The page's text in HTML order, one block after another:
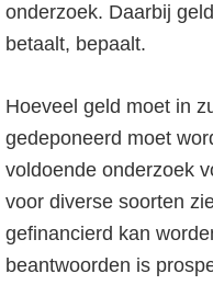
onderzoek. Daarbij
betaalt, bepaalt.
Hoeveel geld moet in
gedeponeerd moet
voldoende onderzoek
voor diverse soorten
gefinancierd kan
beantwoorden is